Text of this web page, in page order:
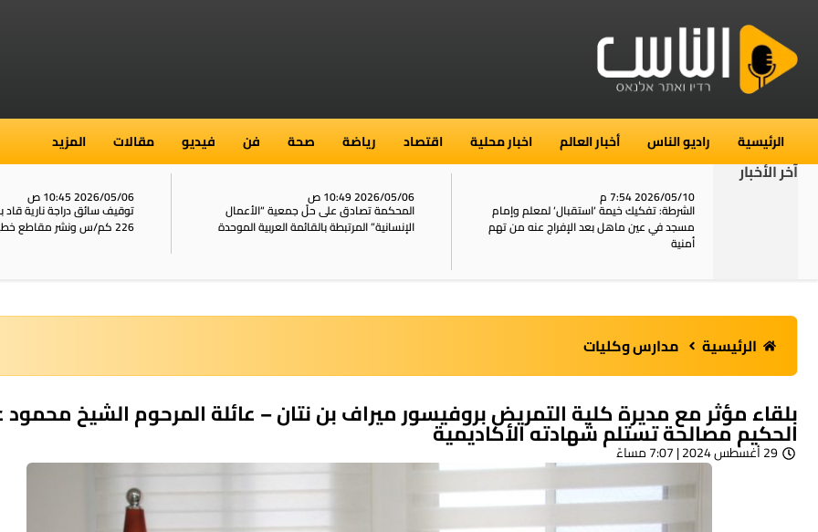
الرئيسية راديو الناس أخبار العالم اخبار محلية اقتصاد رياضة صحة فن فيديو مقالات المزيد
آخر الأخبار
2026/05/10 7:54 م
الشرطة: تفكيك خيمة ‘استقبال‘ لمعلم وإمام
مسجد في عين ماهل بعد الإفراج عنه من تهم
أمنية
2026/05/06 10:49 ص
المحكمة تصادق على حلّ جمعية “الأعمال
الإنسانية” المرتبطة بالقائمة العربية الموحدة
2026/05/06 10:45 ص
توقيف سائق دراجة نارية
226 كم/س ونشر مقاطع خطيرة على الشبكات
الرئيسية مدارس وكليات
بلقاء مؤثر مع مديرة كلية التمريض بروفيسور ميراف بن نتان – عائلة المرحوم الشيخ محمود
الحكيم مصالحة تستلم شهادته الأكاديمية
29 أغسطس 2024 | 7:07 مساءً